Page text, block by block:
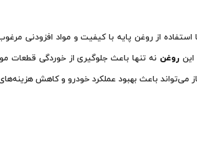
روغن نه تنها باعث جلوگیری از خوردگی قطعات